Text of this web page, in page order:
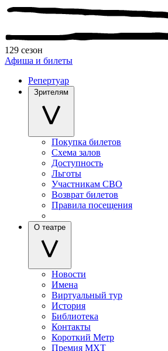
129 сезон
Афиша и билеты
Репертуар
Зрителям
Покупка билетов
Схема залов
Доступность
Льготы
Участникам СВО
Возврат билетов
Правила посещения
О театре
Новости
Имена
Виртуальный тур
История
Библиотека
Контакты
Короткий Метр
Премия МХТ